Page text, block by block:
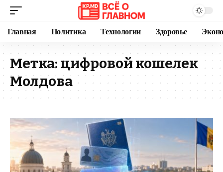
Главная Политика Технологии Здоровье
Метка: цифровой кошелек
Молдова